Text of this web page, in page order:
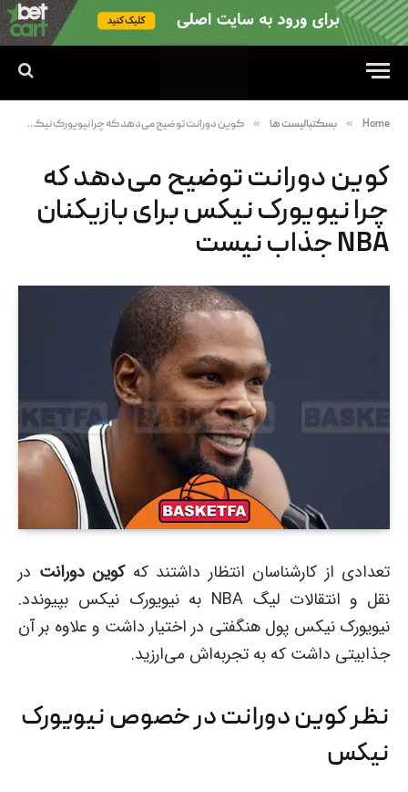
Home
» بسکتبالیست ها » کوین دورانت توضیح می‌دهد که چرا نیویورک نیکس برای بازیکنان NBA جذاب نیست
کوین دورانت توضیح می‌دهد که
چرا نیویورک نیکس برای بازیکنان
NBA جذاب نیست
تعدادی از کارشناسان انتظار داشتند کهکوین دورانت در
نقل و انتقالات لیگ NBA به نیویورک نیکس بپیوندد.
نیویورک نیکس پول هنگفتی در اختیار داشت و علاوه بر آن
جذابیتی داشت که به تجربه‌اش می‌ارزید.
نظر کوین دورانت در خصوص نیویورک
نیکس